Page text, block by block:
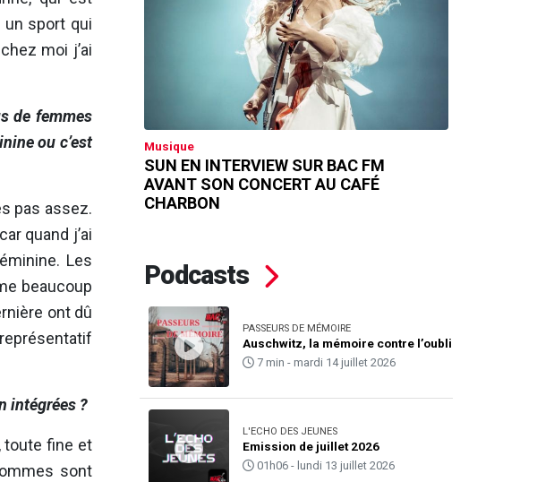
un sport qui
moi j’ai
de femmes
ou c’est
pas assez.
quand j’ai
Les
beaucoup
ont dû
intégrées ?
toute fine et
sont
Musique
SUN EN INTERVIEW SUR BAC FM
AVANT SON CONCERT AU CAFÉ
CHARBON
Podcasts
PASSEURS DE MÉMOIRE
Auschwitz, la mémoire contre l’oubli
7 min - mardi 14 juillet 2026
L'ECHO DES JEUNES
Emission de juillet 2026
01h06 - lundi 13 juillet 2026